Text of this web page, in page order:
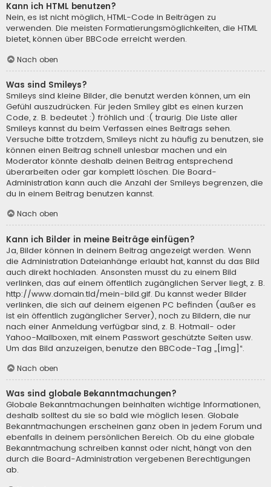
Kann ich HTML benutzen?
Nein, es ist nicht möglich, HTML-Code in Beiträgen zu
verwenden. Die meisten Formatierungsmöglichkeiten, die HTML
bietet, können über BBCode erreicht werden.
Nach oben
Was sind Smileys?
Smileys sind kleine Bilder, die benutzt werden können, um ein
Gefühl auszudrücken. Für jeden Smiley gibt es einen kurzen
Code, z. B. bedeutet :) fröhlich und :( traurig. Die Liste aller
Smileys kannst du beim Verfassen eines Beitrags sehen.
Versuche bitte trotzdem, Smileys nicht zu häufig zu benutzen, sie
können einen Beitrag schnell unlesbar machen und ein
Moderator könnte deshalb deinen Beitrag entsprechend
überarbeiten oder gar komplett löschen. Die Board-
Administration kann auch die Anzahl der Smileys begrenzen, die
du in einem Beitrag benutzen kannst.
Nach oben
Kann ich Bilder in meine Beiträge einfügen?
Ja, Bilder können in deinem Beitrag angezeigt werden. Wenn
die Administration Dateianhänge erlaubt hat, kannst du das Bild
auch direkt hochladen. Ansonsten musst du zu einem Bild
verlinken, das auf einem öffentlich zugänglichen Server liegt, z. B.
http://www.domain.tld/mein-bild.gif. Du kannst weder Bilder
verlinken, die sich auf deinem eigenen PC befinden (außer es
ist ein öffentlich zugänglicher Server), noch zu Bildern, die nur
nach einer Anmeldung verfügbar sind, z. B. Hotmail- oder
Yahoo-Mailboxen, mit einem Passwort geschützte Seiten usw.
Um das Bild anzuzeigen, benutze den BBCode-Tag „[img]“.
Nach oben
Was sind globale Bekanntmachungen?
Globale Bekanntmachungen beinhalten wichtige Informationen,
deshalb solltest du sie so bald wie möglich lesen. Globale
Bekanntmachungen erscheinen ganz oben in jedem Forum und
ebenfalls in deinem persönlichen Bereich. Ob du eine globale
Bekanntmachung schreiben kannst oder nicht, hängt von den
durch die Board-Administration vergebenen Berechtigungen
ab.